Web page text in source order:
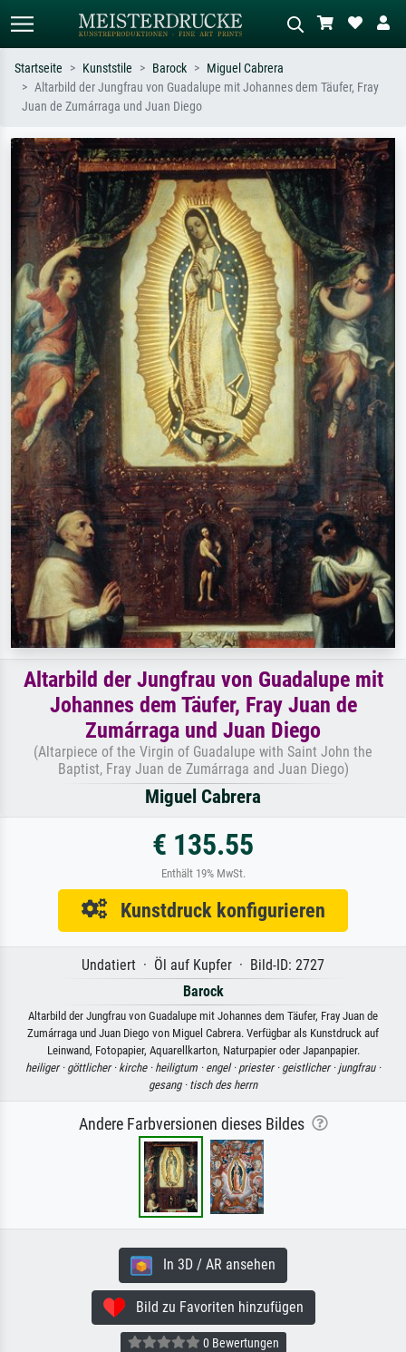
Standardsuche
oder Stilen – z.B. Monet,
Sternennacht, Impressionismus, Welle
Hokusai, Akt.
Wiese, Abstrakt mit viel Rot, Dunkles
Ölgemälde, Stehender Akt neben einem
Baum.
Startseite Kunststile Barock
Miguel Cabrera
Altarbild der Jungfrau von Guadalupe mit Johannes dem Täufer, Fray
Juan de Zumárraga und Juan Diego
Altarbild der Jungfrau von Guadalupe mit
Johannes dem Täufer, Fray Juan de
Zumárraga und Juan Diego
(Altarpiece of the Virgin of Guadalupe with Saint John the
Baptist, Fray Juan de Zumárraga and Juan Diego)
Miguel Cabrera
€ 135.55
Enthält 19% MwSt.
Kunstdruck konfigurieren
Undatiert · Öl auf Kupfer · Bild-ID: 2727
Barock
Altarbild der Jungfrau von Guadalupe mit Johannes dem Täufer, Fray Juan de
Zumárraga und Juan Diego von Miguel Cabrera. Verfügbar als Kunstdruck auf
Leinwand, Fotopapier, Aquarellkarton, Naturpapier oder Japanpapier.
heiliger · göttlicher · kirche · heiligtum · engel · priester · geistlicher · jungfrau ·
gesang · tisch des herrn
Andere Farbversionen dieses Bildes
In 3D / AR ansehen
Bild zu Favoriten hinzufügen
0 Bewertungen